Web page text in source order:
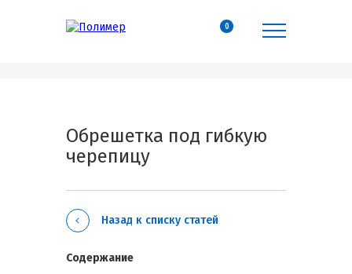
0
Обрешетка под гибкую
черепицу
Назад к списку статей
Содержание